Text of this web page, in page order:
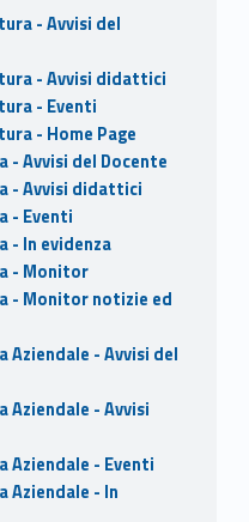
- Avvisi del
- Avvisi didattici
- Eventi
- Home Page
- Avvisi del Docente
- Avvisi didattici
- Eventi
- In evidenza
- Monitor
- Monitor notizie ed
Aziendale - Avvisi del
Aziendale - Avvisi
Aziendale - Eventi
Aziendale - In